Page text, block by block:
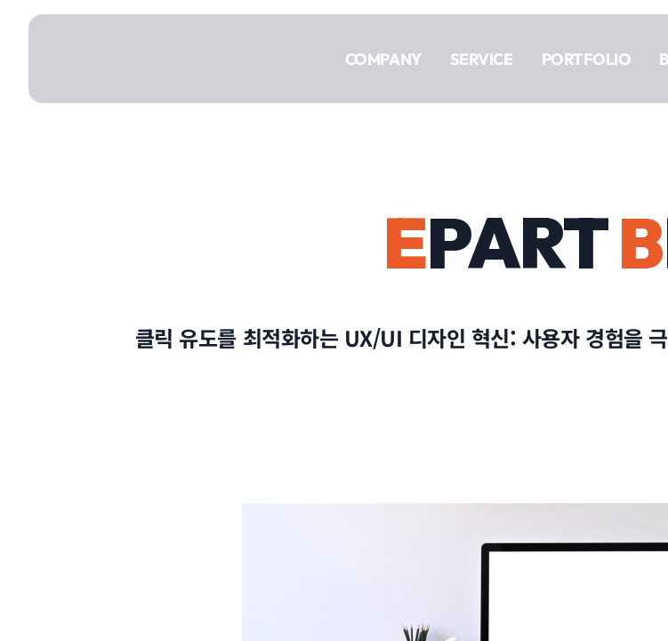
건너뛰기
COMPANY SERVICE PORTFOLIO
PORTFOLIO
EPARTB
클릭 유도를 최적화하는 UX/UI 디자인 혁신: 사용자 경험을